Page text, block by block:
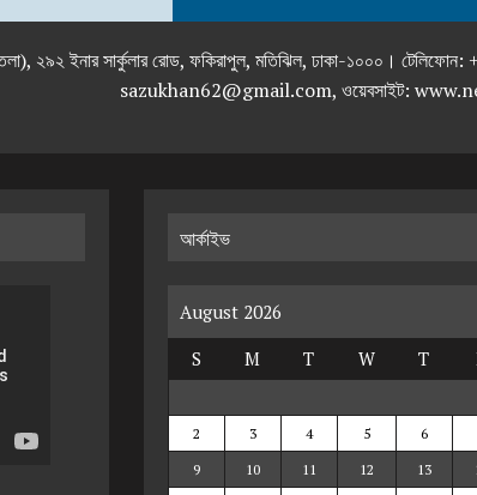
(৯ম তলা), ২৯২ ইনার সার্কুলার রোড, ফকিরাপুল, মতিঝিল, ঢাকা-
sazukhan62@gmail.com, ওয়েবসাইট:
আর্কাইভ
August 2026
S
M T W T
2
3 4 5 6
9
10 11 12 13